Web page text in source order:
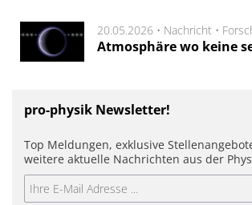
20.05.2026 • Nachricht •
Atmosphäre wo keine
pro-physik Newsletter!
Top Meldungen, exklusive
weitere aktuelle Nachrichten aus der